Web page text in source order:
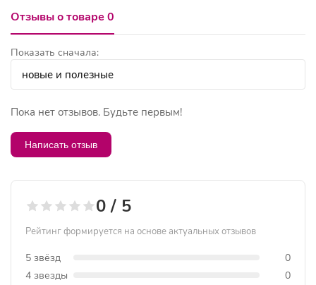
Отзывы о товаре 0
Показать сначала:
Пока нет отзывов. Будьте первым!
Написать отзыв
0 / 5
Рейтинг формируется на основе актуальных отзывов
5 звёзд
0
4 звезды
0